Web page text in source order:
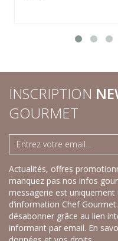
INSCRIPTION
GOURMET
Actualités, offres
manquez pas nos infos
messagerie est
d’information Chef
désabonner grâce au lien
informant par email. En